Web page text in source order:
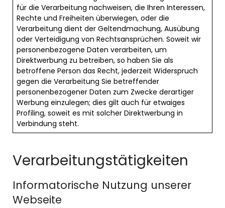
für die Verarbeitung nachweisen, die Ihren Interessen,
Rechte und Freiheiten überwiegen, oder die
Verarbeitung dient der Geltendmachung, Ausübung
oder Verteidigung von Rechtsansprüchen. Soweit wir
personenbezogene Daten verarbeiten, um
Direktwerbung zu betreiben, so haben Sie als
betroffene Person das Recht, jederzeit Widerspruch
gegen die Verarbeitung Sie betreffender
personenbezogener Daten zum Zwecke derartiger
Werbung einzulegen; dies gilt auch für etwaiges
Profiling, soweit es mit solcher Direktwerbung in
Verbindung steht.
Verarbeitungstätigkeiten
Informatorische Nutzung unserer
Webseite